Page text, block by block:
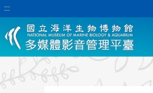
跳到主要內容區塊
:::